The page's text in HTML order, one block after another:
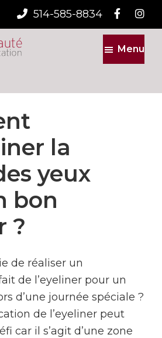
514-585-8834
Menu
la
yeux
bon
?
de réaliser un
de l’eyeliner pour un
d’une journée spéciale ?
de l’eyeliner peut
car il s’agit d’une zone